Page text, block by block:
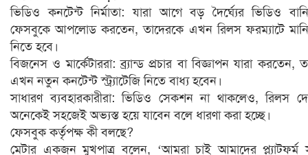
ভিডিও কনটেন্ট নির্মাতা: যারা আগে বড় দৈর্ঘ্যের ভিডিও
ফেসবুকে আপলোড করতেন, তাদেরকে এখন রিলস ফরম্যাটে
নিতে হবে।
বিজনেস ও মার্কেটাররা: ব্র্যান্ড প্রচার বা বিজ্ঞাপন যারা করতেন,
এখন নতুন কনটেন্ট স্ট্র্যাটেজি নিতে বাধ্য হবেন।
সাধারণ ব্যবহারকারীরা: ভিডিও সেকশন না থাকলেও, রিলস
অনেকেই সহজেই অভ্যস্ত হয়ে যাবেন বলে ধারণা করা হচ্ছে।
ফেসবুক কর্তৃপক্ষ কী বলছে?
মেটার একজন মুখপাত্র বলেন, ‘আমরা চাই আমাদের প্ল্যাটফর্ম